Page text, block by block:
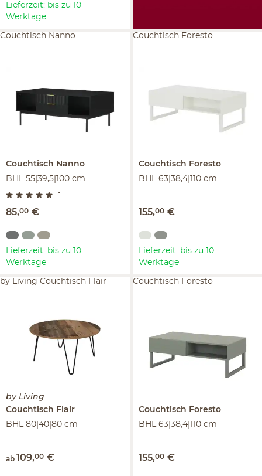
Lieferzeit: bis zu 10
Werktage
Couchtisch Nanno
BHL 55|39,5|100 cm
1
85,00 €
Couchtisch Nanno
Lieferzeit: bis zu 10
Werktage
Couchtisch Foresto
BHL 63|38,4|110 cm
155,00 €
Couchtisch Foresto
Lieferzeit: bis zu 10
Werktage
by Living
Couchtisch Flair
BHL 80|40|80 cm
ab 109,00 €
by Living Couchtisch Flair
Couchtisch Foresto
BHL 63|38,4|110 cm
155,00 €
Couchtisch Foresto